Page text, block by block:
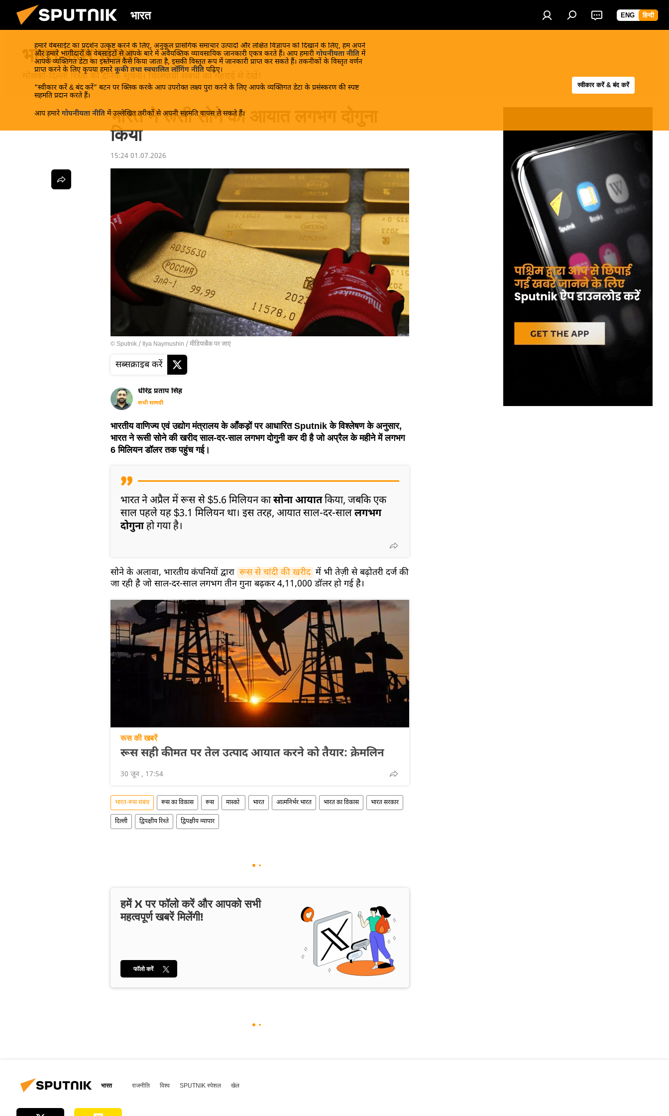
भारत ENG हिन्दी
हमारे वेबसाईट का प्रदर्शन उत्कृष्ट करने के लिए, अनुकूल प्रासंगिक समाचार उत्पादों और लक्षित विज्ञापन को दिखाने के लिए, हम अपने
और हमारे भागीदारों के वेबसाइटों से आपके बारे में अवैयक्तिक व्यावसायिक जानकारी एकत्र करते हैं। आप हमारी गोपनीयता नीति में
आपके व्यक्तिगत डेटा का इस्तेमाल कैसे किया जाता है, इसकी विस्तृत रूप में जानकारी प्राप्त कर सकते हैं। तकनीकों के विस्तृत वर्णन
प्राप्त करने के लिए कृपया हमारे कूकी तथा स्वचालित लॉगिंग नीति पढ़िए।
“स्वीकार करें & बंद करें” बटन पर क्लिक करके आप उपरोक्त लक्ष्य पुरा करने के लिए आपके व्यक्तिगत डेटा के प्रसंस्करण की स्पष्ट
सहमति प्रदान करते हैं।
आप हमारे गोपनीयता नीति में उल्लेखित तरीकों से अपनी सहमति वापस ले सकते हैं।
स्वीकार करें & बंद करें
भारत-रूस संबंध
मॉसको-दिल्ली रिश्तों की दैनिक सूचना। चिरस्थायी संबंधों को गहराई से देखें!
भारत ने रूसी सोने का आयात लगभग दोगुना
किया
15:24 01.07.2026
© Sputnik / Ilya Naymushin /मीडियाबैंक पर जाएं
सब्सक्राइब करें
धीरेंद्र प्रताप सिंह
सभी सामग्री
भारतीय वाणिज्य एवं उद्योग मंत्रालय के आँकड़ों पर आधारित Sputnik के विश्लेषण के अनुसार,
भारत ने रूसी सोने की खरीद साल-दर-साल लगभग दोगुनी कर दी है जो अप्रैल के महीने में लगभग
6 मिलियन डॉलर तक पहुंच गई।
भारत ने अप्रैल में रूस से $5.6 मिलियन कासोना आयातकिया, जबकि एक
साल पहले यह $3.1 मिलियन था। इस तरह, आयात साल-दर-साललगभग
दोगुनाहो गया है।
सोने के अलावा, भारतीय कंपनियों द्वारा रूस से चांदी की खरीद में भी तेज़ी से बढ़ोतरी दर्ज की
जा रही है जो साल-दर-साल लगभग तीन गुना बढ़कर 4,11,000 डॉलर हो गई है।
रूस की खबरें
रूस सही कीमत पर तेल उत्पाद आयात करने को तैयार: क्रेमलिन
30 जून , 17:54
भारत-रूस संबंध रूस का विकास रूस मास्को भारत आत्मनिर्भर भारत भारत का विकास भारत सरकार
दिल्ली द्विपक्षीय रिश्ते द्विपक्षीय व्यापार
हमें X पर फॉलो करें और आपको सभी
महत्वपूर्ण खबरें मिलेंगी!
फॉलो करें
भारत राजनीति विश्व SPUTNIK स्पेशल खेल